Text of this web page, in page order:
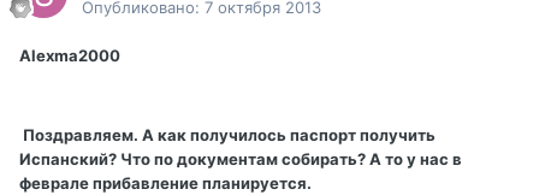
Опубликовано: 7 октября 2013
Alexma2000
Поздравляем. А как получилось паспорт получить
Испанский? Что по документам собирать? А то у нас в
феврале прибавление планируется.